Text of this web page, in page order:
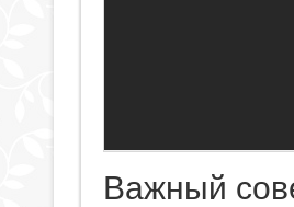
Важный